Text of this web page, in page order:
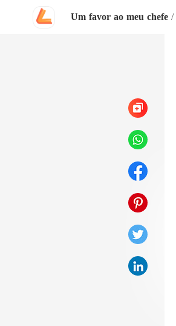
Um favor ao meu chefe /